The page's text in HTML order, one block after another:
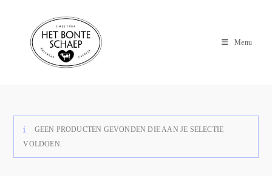
Menu
GEEN PRODUCTEN GEVONDEN DIE AAN JE SELECTIE
VOLDOEN.